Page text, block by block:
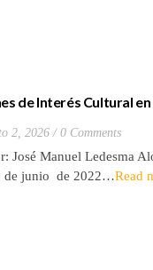
de Interés Cultural
2, 2026 0 Comments
José Manuel Ledesma
de junio de 2022…Read